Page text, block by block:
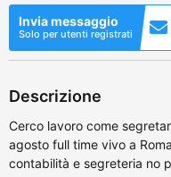
Invia messaggio
Solo per utenti registrati
Descrizione
Cerco lavoro come
agosto full time vivo a
contabilità e segreteria no